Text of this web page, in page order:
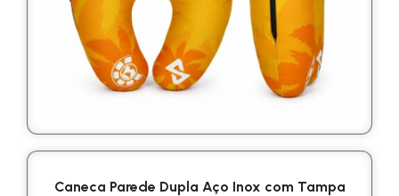
Caneca Parede Dupla Aço Inox com Tampa